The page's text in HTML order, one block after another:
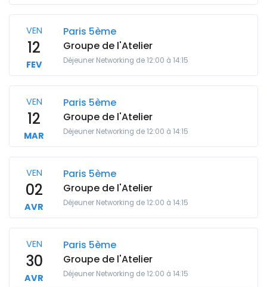
VEN
12
FEV
Paris 5ème
Groupe de l'Atelier
Déjeuner Networking de 12:00 à 14:15
VEN
12
MAR
Paris 5ème
Groupe de l'Atelier
Déjeuner Networking de 12:00 à 14:15
VEN
02
AVR
Paris 5ème
Groupe de l'Atelier
Déjeuner Networking de 12:00 à 14:15
VEN
30
AVR
Paris 5ème
Groupe de l'Atelier
Déjeuner Networking de 12:00 à 14:15